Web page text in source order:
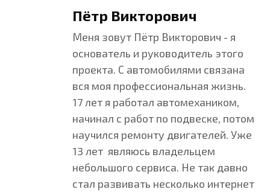
Пётр Викторович
Меня зовут Пётр Викторович - я
основатель и руководитель этого
проекта. С автомобилями связана
вся моя профессиональная жизнь.
17 лет я работал автомехаником,
начинал с работ по подвеске, потом
научился ремонту двигателей. Уже
13 лет являюсь владельцем
небольшого сервиса. Не так давно
стал развивать несколько интернет